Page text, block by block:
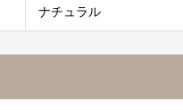
ナチュラル